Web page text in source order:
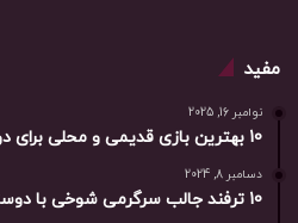
مفید
نوامبر 16, 2025
10 بهترین بازی‌ قدیمی و محلی برای دورهمی کودکان ابتدایی
دسامبر 8, 2024
10 ترفند جالب سرگرمی شوخی با دوستان